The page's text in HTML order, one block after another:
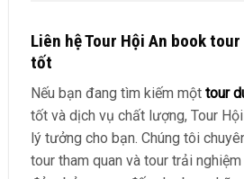
Liên hệ Tour Hội An book
tốt
Nếu bạn đang tìm kiếm một tour
tốt và dịch vụ chất lượng, Tour
lý tưởng cho bạn. Chúng tôi
tour tham quan và tour trải